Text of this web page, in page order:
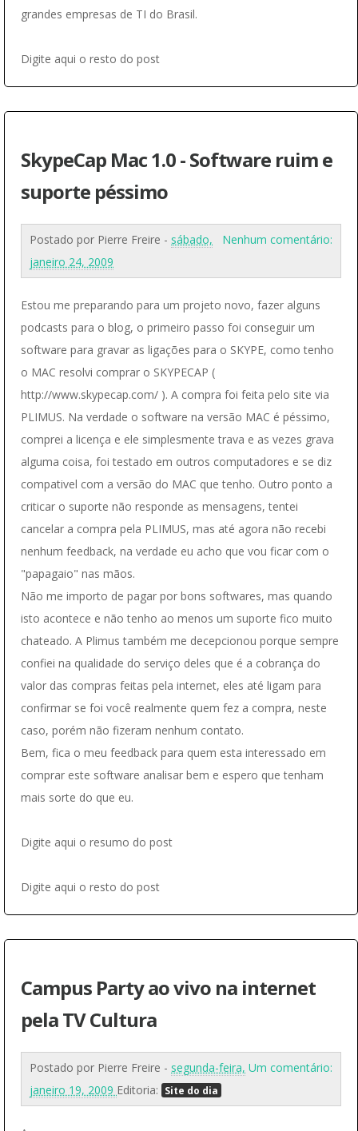
grandes empresas de TI do Brasil.
Digite aqui o resto do post
SkypeCap Mac 1.0 - Software ruim e
suporte péssimo
Nenhum comentário:
Postado por Pierre Freire - sábado,
janeiro 24, 2009
Estou me preparando para um projeto novo, fazer alguns
podcasts para o blog, o primeiro passo foi conseguir um
software para gravar as ligações para o SKYPE, como tenho
o MAC resolvi comprar o SKYPECAP (
http://www.skypecap.com/ ). A compra foi feita pelo site via
PLIMUS. Na verdade o software na versão MAC é péssimo,
comprei a licença e ele simplesmente trava e as vezes grava
alguma coisa, foi testado em outros computadores e se diz
compativel com a versão do MAC que tenho. Outro ponto a
criticar o suporte não responde as mensagens, tentei
cancelar a compra pela PLIMUS, mas até agora não recebi
nenhum feedback, na verdade eu acho que vou ficar com o
"papagaio" nas mãos.
Não me importo de pagar por bons softwares, mas quando
isto acontece e não tenho ao menos um suporte fico muito
chateado. A Plimus também me decepcionou porque sempre
confiei na qualidade do serviço deles que é a cobrança do
valor das compras feitas pela internet, eles até ligam para
confirmar se foi você realmente quem fez a compra, neste
caso, porém não fizeram nenhum contato.
Bem, fica o meu feedback para quem esta interessado em
comprar este software analisar bem e espero que tenham
mais sorte do que eu.
Digite aqui o resumo do post
Digite aqui o resto do post
Campus Party ao vivo na internet
pela TV Cultura
Um comentário:
Postado por Pierre Freire - segunda-feira,
janeiro 19, 2009 Editoria: Site do dia